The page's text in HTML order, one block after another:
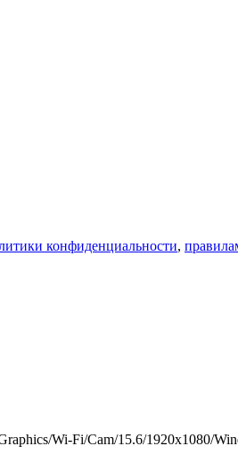
конфиденциальности,
­Wi-Fi/­Cam/­15.6/­1920x1080/­